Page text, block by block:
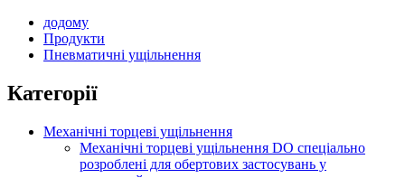
додому
Продукти
Пневматичні ущільнення
Категорії
Механічні торцеві ущільнення
Механічні торцеві ущільнення DO спеціально
розроблені для обертових застосувань у